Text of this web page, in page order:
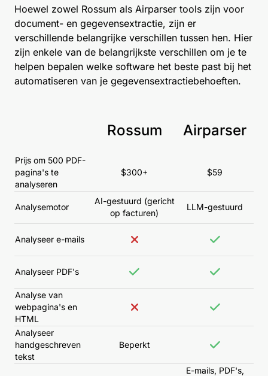
Hoewel zowel Rossum als Airparser tools zijn voor
document- en gegevensextractie, zijn er
verschillende belangrijke verschillen tussen hen. Hier
zijn enkele van de belangrijkste verschillen om je te
helpen bepalen welke software het beste past bij het
automatiseren van je gegevensextractiebehoeften.
Rossum Airparser
Prijs om 500 PDF-
pagina's te
analyseren
$300+ $59
Analysemotor
AI-gestuurd (gericht
op facturen)
LLM-gestuurd
Analyseer e-mails
Analyseer PDF's
Analyse van
webpagina's en
HTML
Analyseer
handgeschreven
tekst
Beperkt
E-mails, PDF's,